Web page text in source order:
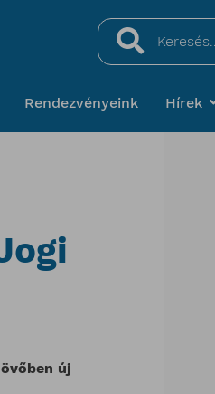
Keresés...
Rendezvényeink Hírek
új